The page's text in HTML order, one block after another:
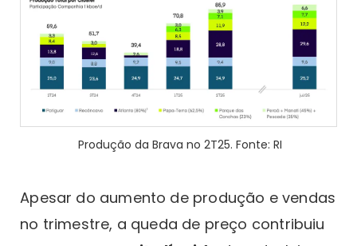
Produção da Brava no 2T25. Fonte: RI
Apesar do aumento de produção e vendas
no trimestre, a queda de preço contribuiu